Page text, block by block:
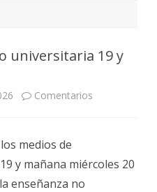
universitaria 19 y
Comentarios
medios de
y mañana miércoles 20
enseñanza no